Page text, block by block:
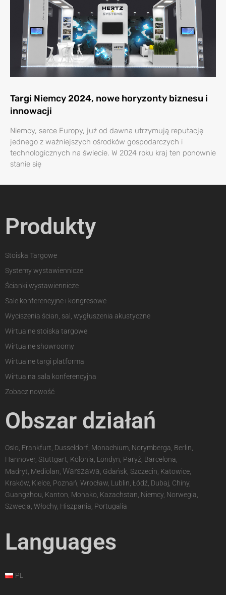
Targi Niemcy 2024, nowe horyzonty biznesu i
innowacji
Niemcy, serce Europy, już od dawna utrzymują reputację
jednego z ważniejszych ośrodków gospodarczych i
technologicznych na świecie. W 2024 roku kraj ten ponownie
stanie się
Produkty
Stoiska Targowe
Systemy wystawiennicze
Ścianki wystawiennicze
Sale konferencyjne i kongresowe
Wyciszenia ścian, sal, wygłuszenia akustyczne
Wirtualne stoiska targowe
Wirtualne showroomy
Wirtualne targi platforma
Wirtualna sala konferencyjna
Zobacz nowość
Obszar działań
Oslo, Frankfurt, Dusseldorf, Monachium, Norymberga, Berlin,
Hannover, Stuttgart, Kolonia, Londyn, Paryż, Barcelona,
Madryt, Mediolan, Warszawa , Gdańsk, Szczecin, Katowice,
Kraków, Kielce, Poznań, Wrocław, Lublin, Łódź, Dubaj, Chiny,
Guangzhou, Kanton, Monako, Kazachstan, Niemcy, Norwegia,
Szwecja, Włochy, Hiszpania, Portugalia
Languages
PL